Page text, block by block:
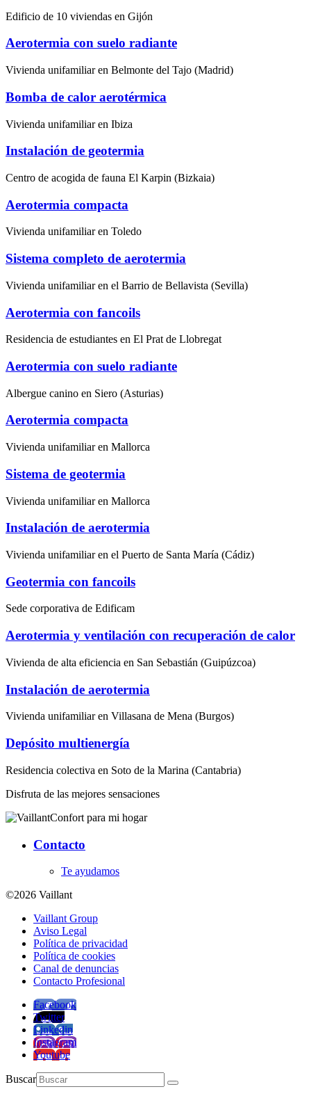
Edificio de 10 viviendas en Gijón
Aerotermia con suelo radiante
Vivienda unifamiliar en Belmonte del Tajo (Madrid)
Bomba de calor aerotérmica
Vivienda unifamiliar en Ibiza
Instalación de geotermia
Centro de acogida de fauna El Karpin (Bizkaia)
Aerotermia compacta
Vivienda unifamiliar en Toledo
Sistema completo de aerotermia
Vivienda unifamiliar en el Barrio de Bellavista (Sevilla)
Aerotermia con fancoils
Residencia de estudiantes en El Prat de Llobregat
Aerotermia con suelo radiante
Albergue canino en Siero (Asturias)
Aerotermia compacta
Vivienda unifamiliar en Mallorca
Sistema de geotermia
Vivienda unifamiliar en Mallorca
Instalación de aerotermia
Vivienda unifamiliar en el Puerto de Santa María (Cádiz)
Geotermia con fancoils
Sede corporativa de Edificam
Aerotermia y ventilación con recuperación de calor
Vivienda de alta eficiencia en San Sebastián (Guipúzcoa)
Instalación de aerotermia
Vivienda unifamiliar en Villasana de Mena (Burgos)
Depósito multienergía
Residencia colectiva en Soto de la Marina (Cantabria)
Disfruta de las mejores sensaciones
Confort para mi hogar
Contacto
Te ayudamos
©2026 Vaillant
Vaillant Group
Aviso Legal
Política de privacidad
Política de cookies
Canal de denuncias
Contacto Profesional
Facebook
Twitter
Linkedin
Instagram
Youtube
Buscar